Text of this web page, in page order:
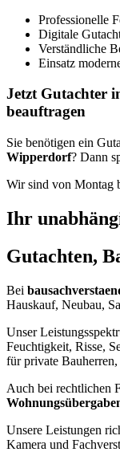
Professionelle
Digitale
Verständliche
Einsatz
Jetzt Gutachter
beauftragen
Sie benötigen ein
Wipperdorf? Dann
Wir sind von Montag
Ihr
Gutachten,
Bei
Hauskauf, Neubau,
Unser
Feuchtigkeit, Risse,
für private
Auch bei rechtlichen
Unsere Leistungen
Kamera und